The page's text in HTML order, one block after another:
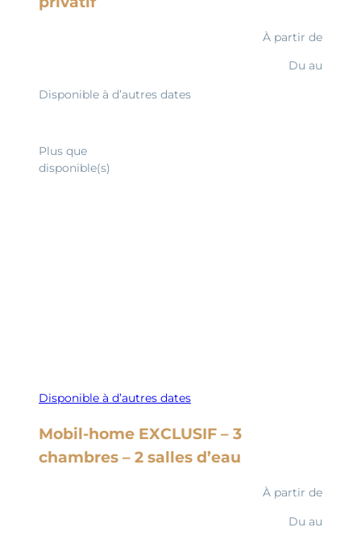
À partir de
Du au
Disponible à d’autres dates
Plus que
disponible(s)
Disponible à d’autres dates
Mobil-home EXCLUSIF – 3
chambres – 2 salles d’eau
À partir de
Du au